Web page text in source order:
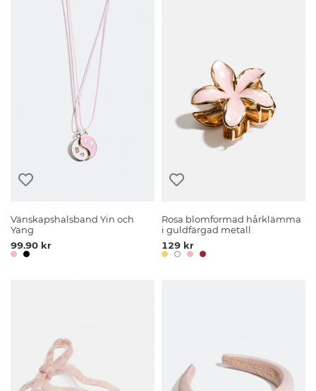
Vänskapshalsband Yin och
Yang
99.90 kr
Rosa blomformad hårklämma
i guldfärgad metall
129 kr